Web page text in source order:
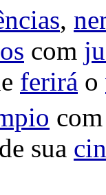
,
com
ferirá o
de sua